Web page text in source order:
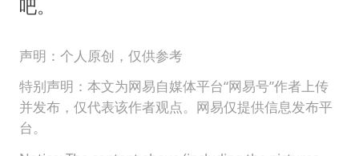
吧。
声明：个人原创，仅供参考
特别声明：本文为网易自媒体平台“网易号”作者上传
并发布，仅代表该作者观点。网易仅提供信息发布平
台。